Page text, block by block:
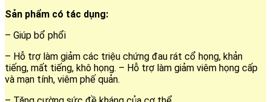
Sản phẩm có tác dụng:
– Giúp bổ phổi
– Hỗ trợ làm giảm các triệu chứng đau rát cổ họng, khản
tiếng, mất tiếng, khô họng. – Hỗ trợ làm giảm viêm họng cấp
và mạn tính, viêm phế quản.